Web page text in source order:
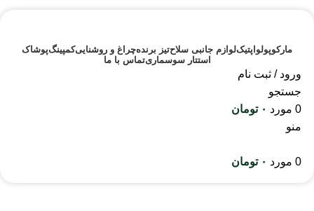
مارکوپولو اپتیکلوازم جانبی سلاحتیز برندهچراغ و روشناییکمپینگپوشاک
استتار سوسماریتماس با ما
ورود / ثبت نام
جستجو
0 مورد ۰ تومان
منو
0 مورد ۰ تومان